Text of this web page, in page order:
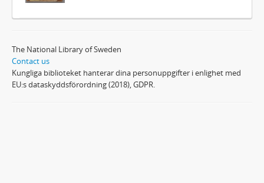
The National Library of Sweden
Contact us
Kungliga biblioteket hanterar dina personuppgifter i enlighet med
EU:s dataskyddsförordning (2018), GDPR.